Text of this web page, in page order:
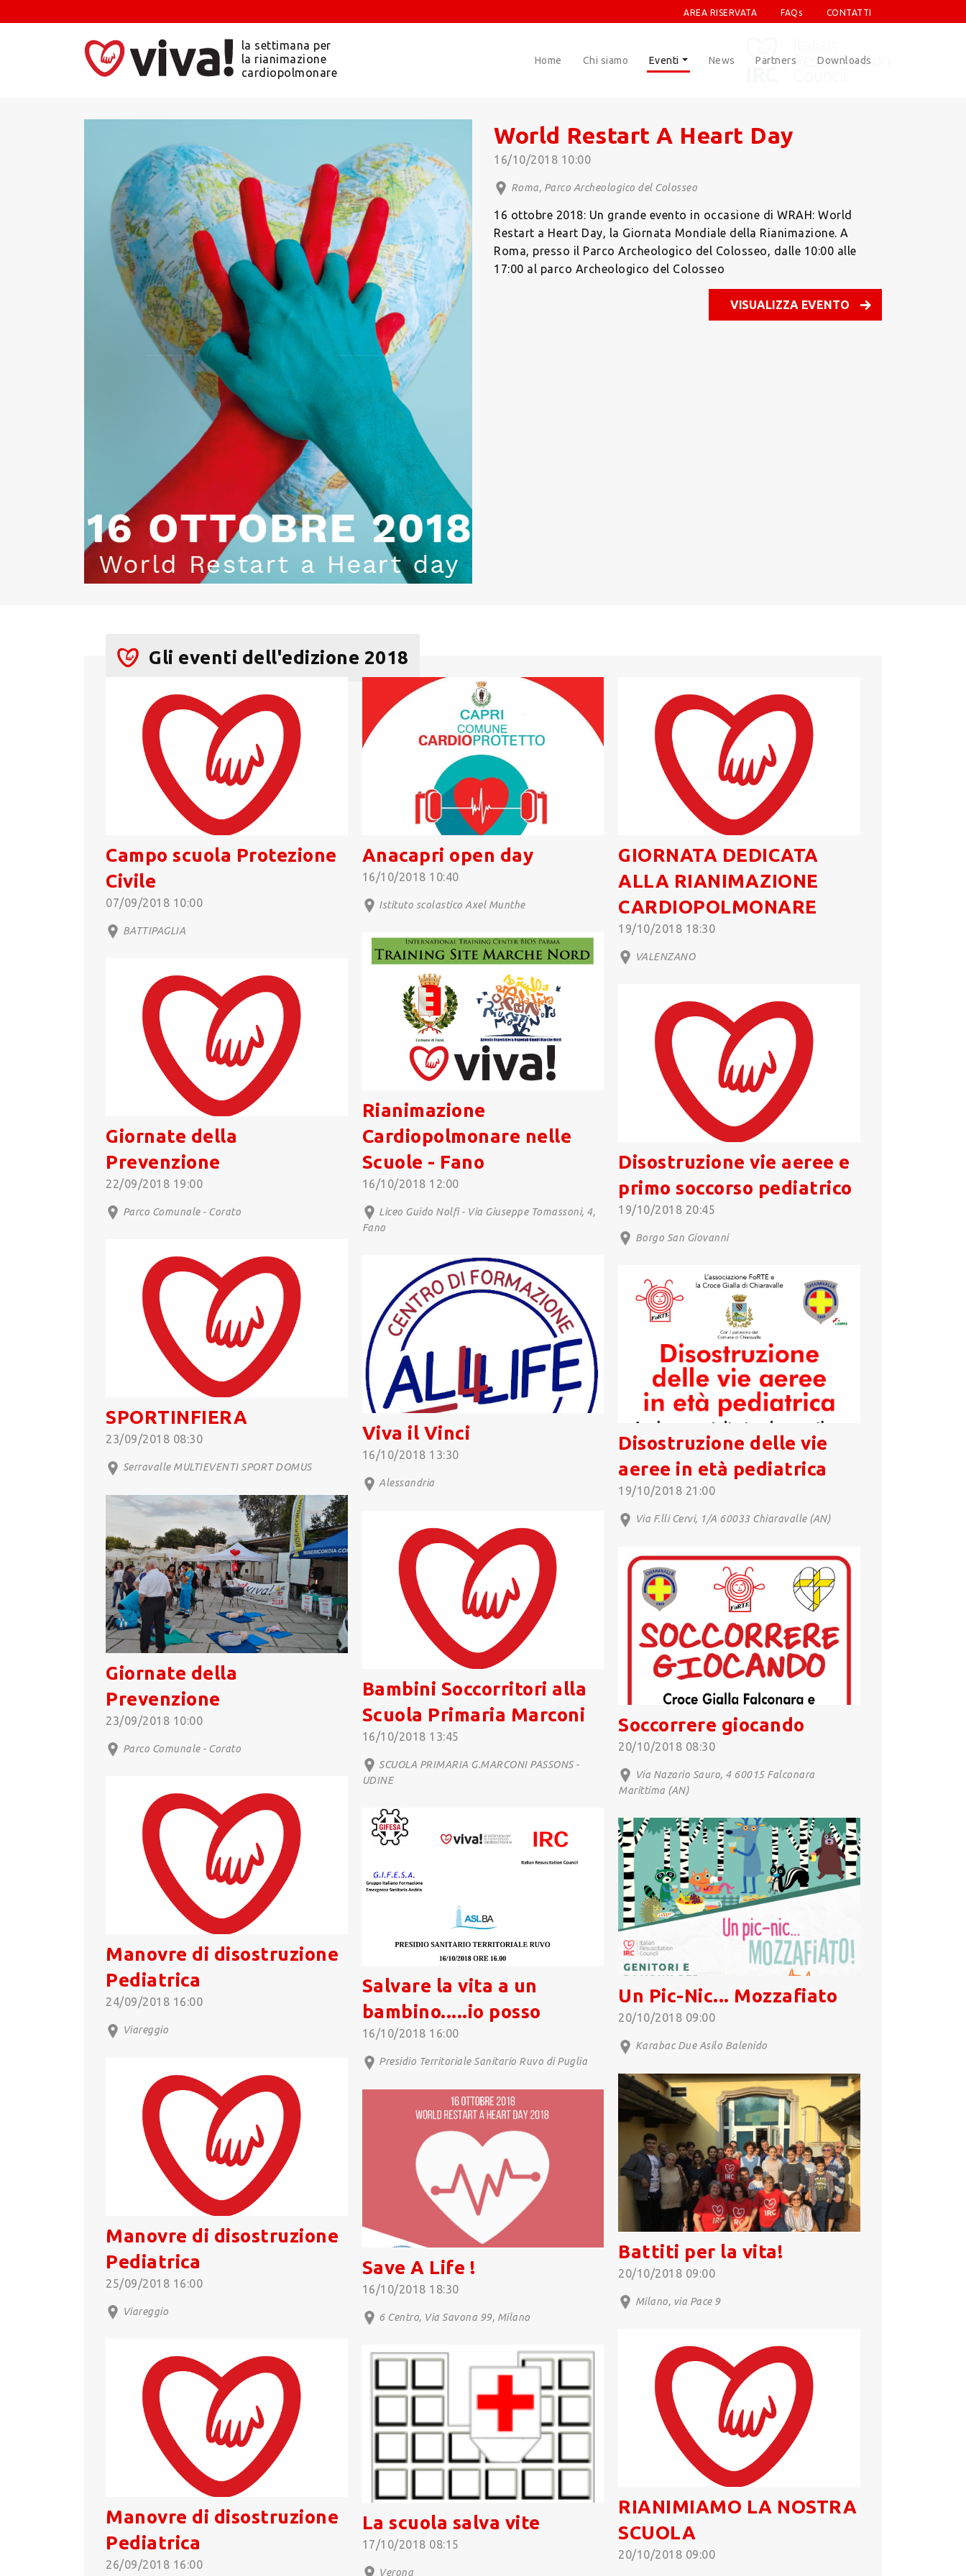
AREA RISERVATA FAQs CONTATTI
la settimana per
la rianimazione
cardiopolmonare
Home Chi siamo Eventi News Partners Downloads
World Restart A Heart Day
16/10/2018 10:00
Roma, Parco Archeologico del Colosseo
16 ottobre 2018: Un grande evento in occasione di WRAH: World
Restart a Heart Day, la Giornata Mondiale della Rianimazione. A
Roma, presso il Parco Archeologico del Colosseo, dalle 10:00 alle
17:00 al parco Archeologico del Colosseo
VISUALIZZA EVENTO
Gli eventi dell'edizione 2018
Campo scuola Protezione
Civile
07/09/2018 10:00
BATTIPAGLIA
Giornate della
Prevenzione
22/09/2018 19:00
Parco Comunale - Corato
SPORTINFIERA
23/09/2018 08:30
Serravalle MULTIEVENTI SPORT DOMUS
Giornate della
Prevenzione
23/09/2018 10:00
Parco Comunale - Corato
Manovre di disostruzione
Pediatrica
24/09/2018 16:00
Viareggio
Manovre di disostruzione
Pediatrica
25/09/2018 16:00
Viareggio
Manovre di disostruzione
Pediatrica
26/09/2018 16:00
Anacapri open day
16/10/2018 10:40
Istituto scolastico Axel Munthe
Rianimazione
Cardiopolmonare nelle
Scuole - Fano
16/10/2018 12:00
Liceo Guido Nolfi - Via Giuseppe Tomassoni, 4,
Fano
Viva il Vinci
16/10/2018 13:30
Alessandria
Bambini Soccorritori alla
Scuola Primaria Marconi
16/10/2018 13:45
SCUOLA PRIMARIA G.MARCONI PASSONS -
UDINE
Salvare la vita a un
bambino.....io posso
16/10/2018 16:00
Presidio Territoriale Sanitario Ruvo di Puglia
Save A Life !
16/10/2018 18:30
6 Centro, Via Savona 99, Milano
La scuola salva vite
17/10/2018 08:15
Verona
GIORNATA DEDICATA
ALLA RIANIMAZIONE
CARDIOPOLMONARE
19/10/2018 18:30
VALENZANO
Disostruzione vie aeree e
primo soccorso pediatrico
19/10/2018 20:45
Borgo San Giovanni
Disostruzione delle vie
aeree in età pediatrica
19/10/2018 21:00
Via F.lli Cervi, 1/A 60033 Chiaravalle (AN)
Soccorrere giocando
20/10/2018 08:30
Via Nazario Sauro, 4 60015 Falconara
Marittima (AN)
Un Pic-Nic... Mozzafiato
20/10/2018 09:00
Karabac Due Asilo Balenido
Battiti per la vita!
20/10/2018 09:00
Milano, via Pace 9
RIANIMIAMO LA NOSTRA
SCUOLA
20/10/2018 09:00